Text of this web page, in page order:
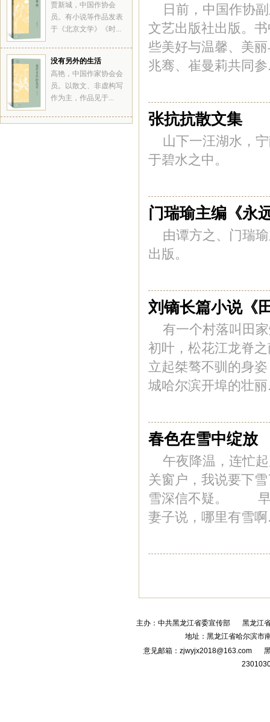
贾新城，中国作协会
员。有小说等作品发表
于《北京文学》《时...
没有另外的生活
高艳，中国作家协会会
员。以散文、非虚构写
作为主，作品见于...
日前，中国作协
文艺出版社出版。
些美好与温馨、美
兆骞、崔曼莉共同
张抗抗散文集
山下一汪湖水，
于碧水之中。
门瑞瑜主编《永
由谭方之、门瑞
出版。
刘镝长篇小说《
有一个村落叫田
初叶，松花江龙脊
立起桀骜不驯的身
城哈尔滨开埠的壮
春色在雪中绽放
午夜降温，连忙
关窗户，我说要下
雪深信不疑。 早
妻子说，哪里有雪
主办：中共黑龙江省委宣传部
黑龙江
地址：黑龙江省哈尔滨市
意见邮箱：zjwyjx2018@163.com